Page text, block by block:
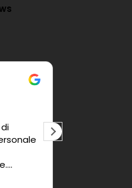
Personale efficiente e
sicuro d' un piacere fare